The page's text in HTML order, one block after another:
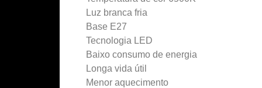
Luz branca fria
Base E27
Tecnologia LED
Baixo consumo de energia
Longa vida útil
Menor aquecimento